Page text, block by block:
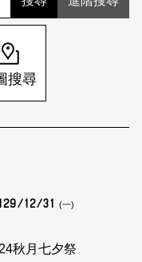
搜尋
12/31 (一)
秋月七夕祭